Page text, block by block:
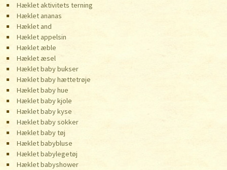
Hæklet aktivitets terning
Hæklet ananas
Hæklet and
Hæklet appelsin
Hæklet æble
Hæklet æsel
Hæklet baby bukser
Hæklet baby hættetrøje
Hæklet baby hue
Hæklet baby kjole
Hæklet baby kyse
Hæklet baby sokker
Hæklet baby tøj
Hæklet babybluse
Hæklet babylegetøj
Hæklet babyshower